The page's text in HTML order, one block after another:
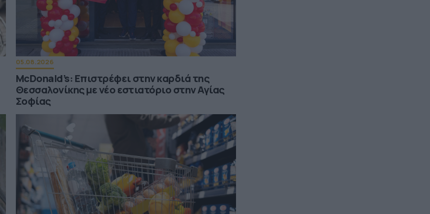
05.08.2026
McDonald’s: Επιστρέφει στην καρδιά της
Θεσσαλονίκης με νέο εστιατόριο στην Αγίας
Σοφίας